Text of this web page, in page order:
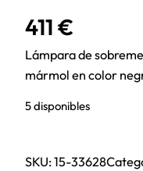
411 €
Lámpara de
mármol en color
5 disponibles
SKU:15-33628